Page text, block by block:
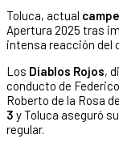
Toluca, actual
Apertura 2025 tras
intensa reacción del
Los Diablos Rojos,
conducto de
Roberto de la Rosa
3 y Toluca aseguró
regular.